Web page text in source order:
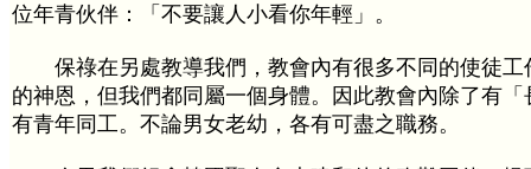
位年青伙伴：「不要讓人小看你年輕」。
保祿在另處教導我們，教會內有很多不同的使徒工
的神恩，但我們都同屬一個身體。因此教會內除了有
有青年同工。不論男女老幼，各有可盡之職務。